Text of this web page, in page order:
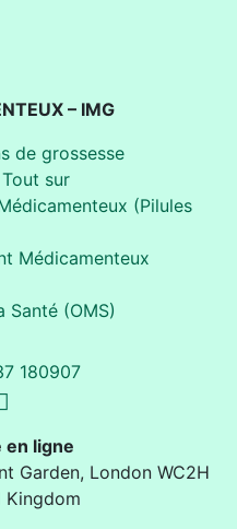
– IMG
de grossesse
sur
(Pilules
Médicamenteux
Santé (OMS)
180907
en ligne
Garden, London WC2H
Kingdom